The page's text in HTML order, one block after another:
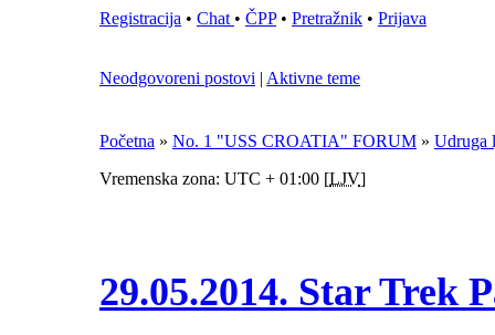
Registracija • Chat • ČPP• Pretražnik • Prijava
Neodgovoreni postovi | Aktivne teme
Početna » No. 1 "USS CROATIA" FORUM » Udruga
Vremenska zona: UTC + 01:00 [LJV]
29.05.2014. Star Trek